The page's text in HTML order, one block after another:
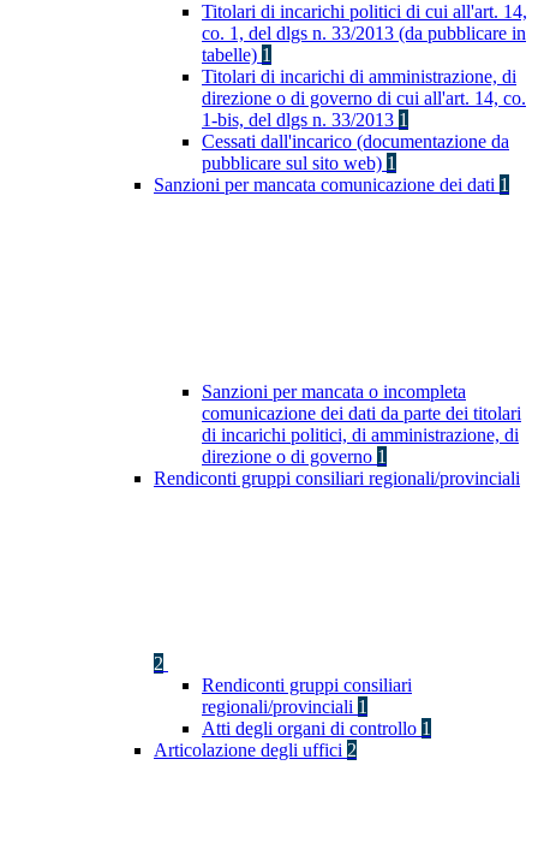
Titolari di incarichi politici di cui all'art. 14,
co. 1, del dlgs n. 33/2013 (da pubblicare in
tabelle) 1
Titolari di incarichi di amministrazione, di
direzione o di governo di cui all'art. 14, co.
1-bis, del dlgs n. 33/2013 1
Cessati dall'incarico (documentazione da
pubblicare sul sito web) 1
Sanzioni per mancata comunicazione dei dati 1
Sanzioni per mancata o incompleta
comunicazione dei dati da parte dei titolari
di incarichi politici, di amministrazione, di
direzione o di governo 1
Rendiconti gruppi consiliari regionali/provinciali
2
Rendiconti gruppi consiliari
regionali/provinciali 1
Atti degli organi di controllo 1
Articolazione degli uffici 2